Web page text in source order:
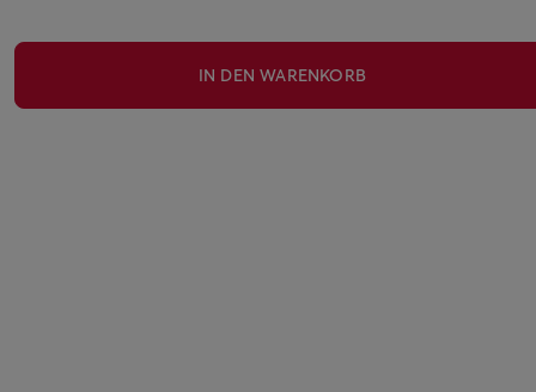
IN DEN WARENKORB